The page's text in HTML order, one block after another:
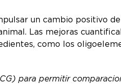
un cambio positivo
Las mejoras
como los
para permitir